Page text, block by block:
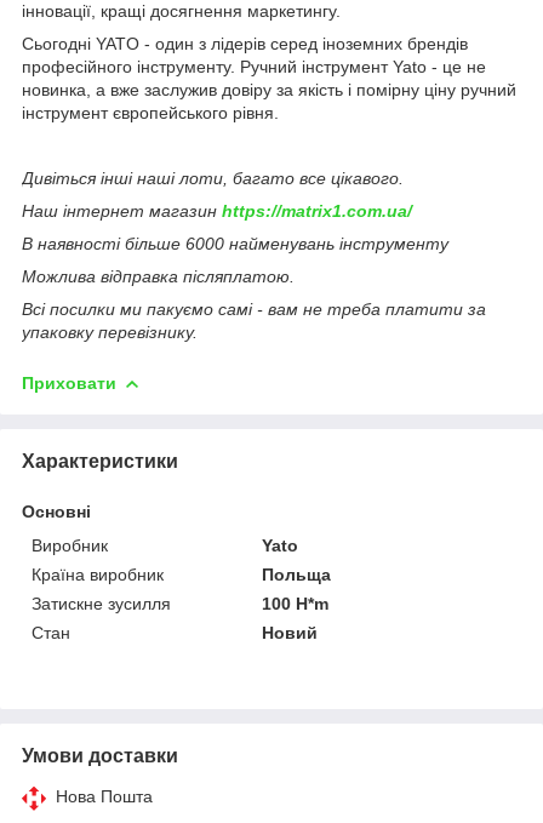
інновації, кращі досягнення маркетингу.
Сьогодні YATO - один з лідерів серед іноземних брендів
професійного інструменту. Ручний інструмент Yato - це не
новинка, а вже заслужив довіру за якість і помірну ціну ручний
інструмент європейського рівня.
Дивіться інші наші лоти, багато все цікавого.
Наш інтернет магазин https://matrix1.com.ua/
В наявності більше 6000 найменувань інструменту
Можлива відправка післяплатою.
Всі посилки ми пакуємо самі - вам не треба платити за
упаковку перевізнику.
Приховати
Характеристики
Основні
Виробник
Yato
Країна виробник
Польща
Затискне зусилля
100 H*m
Стан
Новий
Умови доставки
Нова Пошта